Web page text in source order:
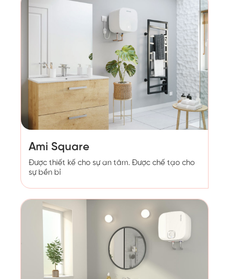
Ami Square
Được thiết kế cho sự an tâm. Được chế tạo cho
sự bền bỉ